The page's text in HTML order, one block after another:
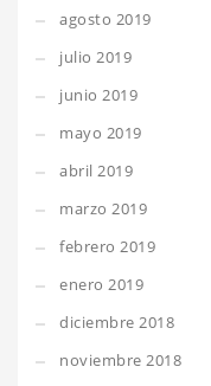
agosto 2019
julio 2019
junio 2019
mayo 2019
abril 2019
marzo 2019
febrero 2019
enero 2019
diciembre 2018
noviembre 2018